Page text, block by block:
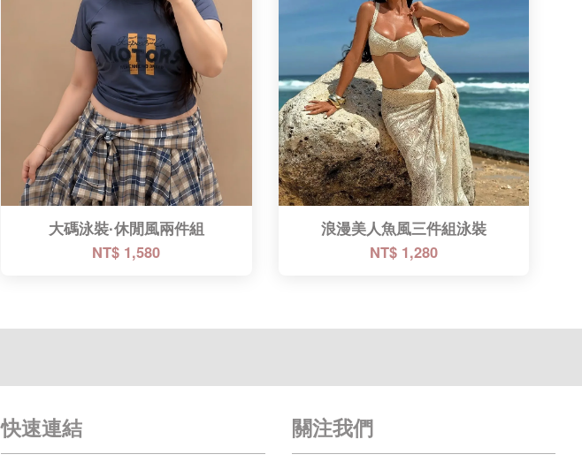
大碼泳裝·休閒風兩件組
NT$ 1,580
浪漫美人魚風三件組泳裝
NT$ 1,280
快速連結 關注我們